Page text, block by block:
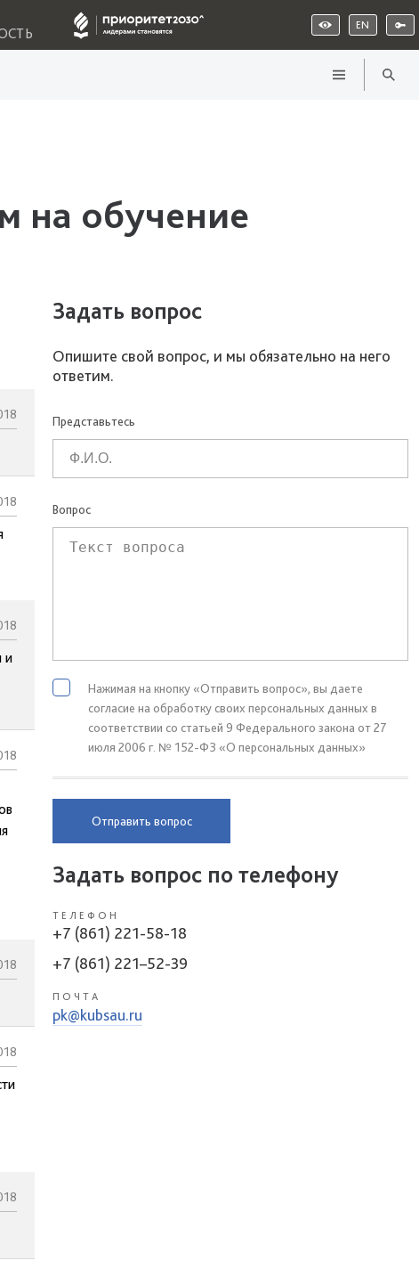
EN
на обучение
и
Задать вопрос
Опишите свой вопрос, и мы обязательно на него
ответим.
Представьтесь
Вопрос
Нажимая на кнопку «Отправить вопрос», вы даете
согласие на обработку своих персональных данных в
соответствии со статьей 9 Федерального закона от 27
июля 2006 г. № 152-ФЗ «О персональных данных»
Отправить вопрос
Задать вопрос по телефону
ТЕЛЕФОН
+7 (861) 221-58-18
+7 (861) 221–52-39
ПОЧТА
pk@kubsau.ru